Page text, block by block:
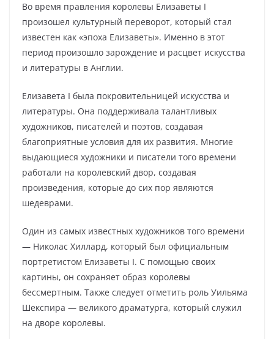
Во время правления королевы Елизаветы I
произошел культурный переворот, который стал
известен как «эпоха Елизаветы». Именно в этот
период произошло зарождение и расцвет искусства
и литературы в Англии.
Елизавета I была покровительницей искусства и
литературы. Она поддерживала талантливых
художников, писателей и поэтов, создавая
благоприятные условия для их развития. Многие
выдающиеся художники и писатели того времени
работали на королевский двор, создавая
произведения, которые до сих пор являются
шедеврами.
Один из самых известных художников того времени
— Николас Хиллард, который был официальным
портретистом Елизаветы I. С помощью своих
картины, он сохраняет образ королевы
бессмертным. Также следует отметить роль Уильяма
Шекспира — великого драматурга, который служил
на дворе королевы.